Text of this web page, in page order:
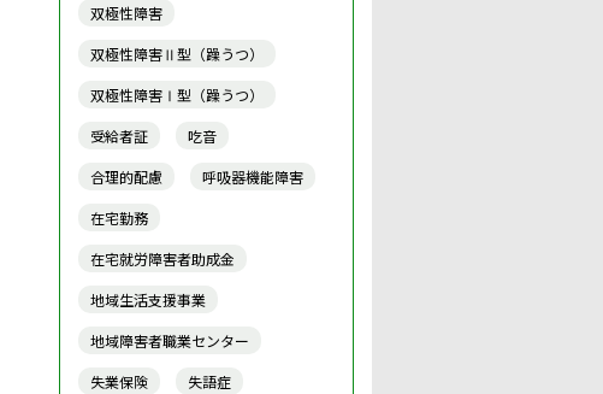
双極性障害
双極性障害Ⅱ型（躁うつ）
双極性障害Ⅰ型（躁うつ）
受給者証
吃音
合理的配慮
呼吸器機能障害
在宅勤務
在宅就労障害者助成金
地域生活支援事業
地域障害者職業センター
失業保険
失語症